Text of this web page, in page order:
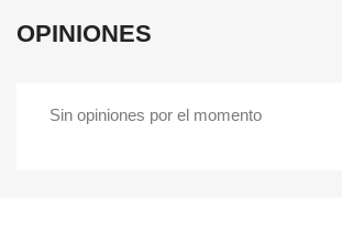
OPINIONES
Sin opiniones por el momento